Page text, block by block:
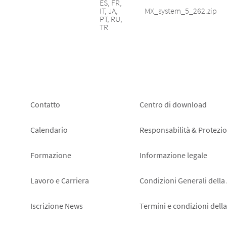
ES, FR,
IT, JA,
PT, RU,
TR
MX_system_5_262.zip
Footer
left
Contatto
Calendario
Formazione
Lavoro e Carriera
Iscrizione News
Footer
right
Centro di download
Responsabilità &
Informazione legale
Condizioni Generali della
Termini e condizioni